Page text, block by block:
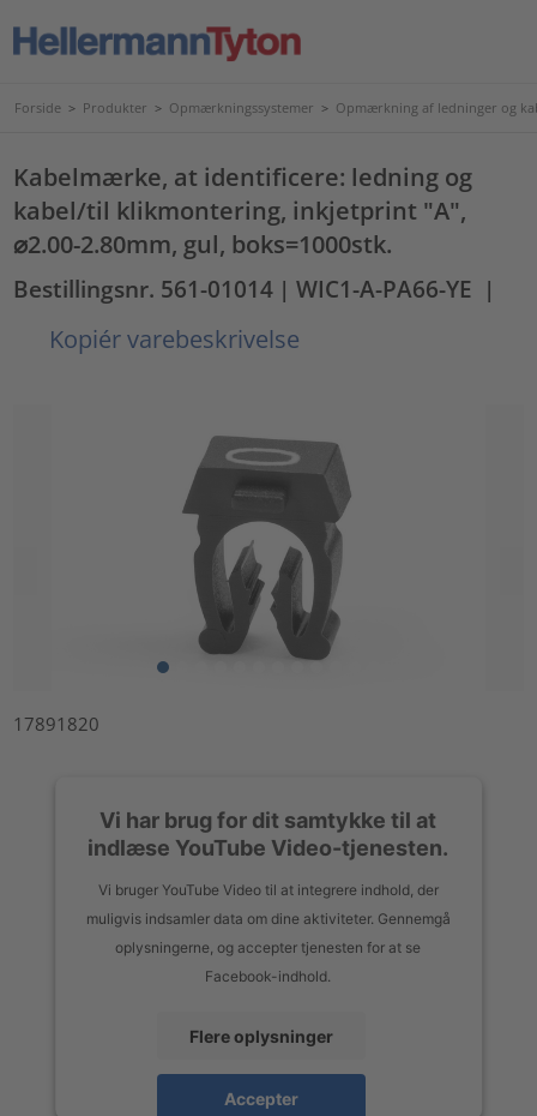
Forside > Produkter > Opmærkningssystemer > Opmærkning af ledninger og
Kabelmærke, at identificere: ledning og
kabel/til klikmontering, inkjetprint "A",
⌀2.00-2.80mm, gul, boks=1000stk.
Bestillingsnr. 561-01014 | WIC1-A-PA66-YE |
Kopiér varebeskrivelse
17891820
Vi har brug for dit samtykke til at
indlæse YouTube Video-tjenesten.
Vi bruger YouTube Video til at integrere indhold, der
muligvis indsamler data om dine aktiviteter. Gennemgå
oplysningerne, og accepter tjenesten for at se
Facebook-indhold.
Flere oplysninger
Accepter